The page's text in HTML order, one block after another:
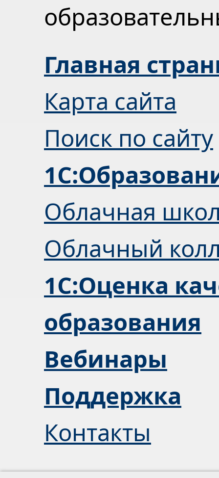
Главная
Карта сайта
Поиск по сайту
Облачная
Облачный
1С:Оценка
образования
Вебинары
Поддержка
Контакты